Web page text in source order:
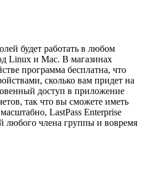
будет работать в любом
Linux и Mac. В магазинах
программа бесплатна, что
сколько вам придет на
доступ в приложение
так что вы сможете иметь
LastPass Enterprise
любого члена группы и вовремя